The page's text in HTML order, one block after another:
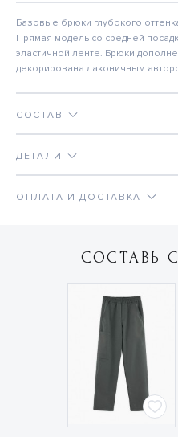
Базовые брюки глубокого
Прямая модель со средней
эластичной ленте. Брюки
декорирована лаконичным
СОСТАВ
ДЕТАЛИ
ОПЛАТА И ДОСТАВКА
СОСТАВЬ